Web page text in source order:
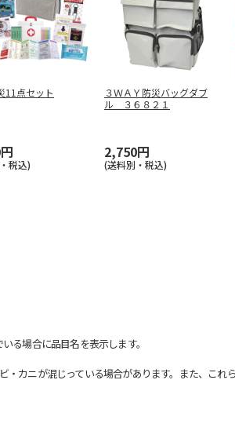
11点セット
税込)
３ＷＡＹ防災バッグダブ
ル ３６８２１
2,750円
(送料別・税込)
る場合に品目名を表示します。
ニが混じっている場合があります。また、これ